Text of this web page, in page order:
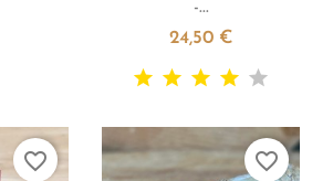
-...
24,50 €
favorite_border favorite_border